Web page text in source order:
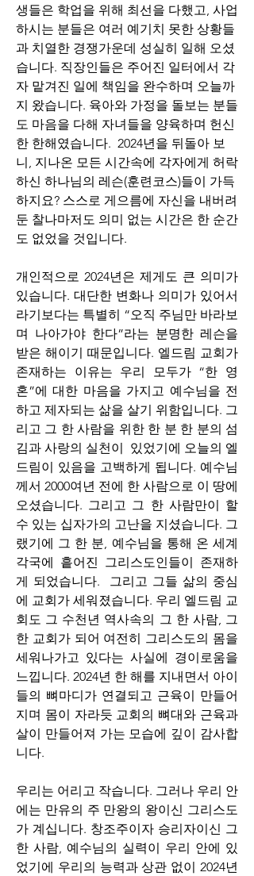
생들은 학업을 위해 최선을 다했고, 사업
하시는 분들은 여러 예기치 못한 상황들
과 치열한 경쟁가운데 성실히 일해 오셨
습니다. 직장인들은 주어진 일터에서 각
자 맡겨진 일에 책임을 완수하며 오늘까
지 왔습니다. 육아와 가정을 돌보는 분들
도 마음을 다해 자녀들을 양육하며 헌신
한 한해였습니다.  2024년을 뒤돌아 보
니, 지나온 모든 시간속에 각자에게 허락
하신 하나님의 레슨(훈련코스)들이 가득
하지요? 스스로 게으름에 자신을 내버려
둔 찰나마저도 의미 없는 시간은 한 순간
도 없었을 것입니다.
개인적으로 2024년은 제게도 큰 의미가
있습니다. 대단한 변화나 의미가 있어서
라기보다는 특별히 “오직 주님만 바라보
며 나아가야 한다”라는 분명한 레슨을
받은 해이기 때문입니다. 엘드림 교회가
존재하는 이유는 우리 모두가 “한 영
혼”에 대한 마음을 가지고 예수님을 전
하고 제자되는 삶을 살기 위함입니다. 그
리고 그 한 사람을 위한 한 분 한 분의 섬
김과 사랑의 실천이  있었기에 오늘의 엘
드림이 있음을 고백하게 됩니다. 예수님
께서 2000여년 전에 한 사람으로 이 땅에
오셨습니다. 그리고 그 한 사람만이 할
수 있는 십자가의 고난을 지셨습니다. 그
랬기에 그 한 분, 예수님을 통해 온 세계
각국에 흩어진 그리스도인들이 존재하
게 되었습니다.  그리고 그들 삶의 중심
에 교회가 세워졌습니다. 우리 엘드림 교
회도 그 수천년 역사속의 그 한 사람, 그
한 교회가 되어 여전히 그리스도의 몸을
세워나가고 있다는 사실에 경이로움을
느낍니다. 2024년 한 해를 지내면서 아이
들의 뼈마디가 연결되고 근육이 만들어
지며 몸이 자라듯 교회의 뼈대와 근육과
살이 만들어져 가는 모습에 깊이 감사합
니다.
우리는 어리고 작습니다. 그러나 우리 안
에는 만유의 주 만왕의 왕이신 그리스도
가 계십니다. 창조주이자 승리자이신 그
한 사람, 예수님의 실력이 우리 안에 있
었기에 우리의 능력과 상관 없이 2024년